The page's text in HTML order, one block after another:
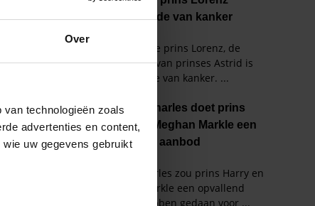
Over
technologieën zoals
advertenties en content,
uw gegevens gebruikt